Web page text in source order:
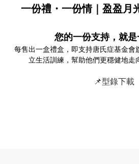
一份禮・一份情｜盈盈月
您的一份支持，就
每售出一盒禮盒 ， 即支持唐氏症基金會
立生活訓練 ， 幫助他們更穩健地走
📌型錄下載